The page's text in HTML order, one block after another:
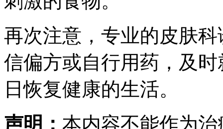
再次注意，专业的皮肤
信偏方或自行用药，及
日恢复健康的生活。
声明： 本内容不能作为